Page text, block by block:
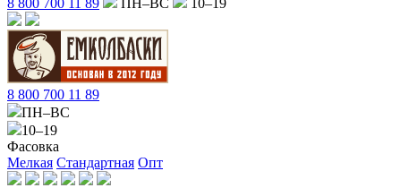
8 800 700 11 89
ПН–ВС 10–19
8 800 700 11 89
ПН–ВС
10–19
Фасовка
Мелкая Стандартная Опт